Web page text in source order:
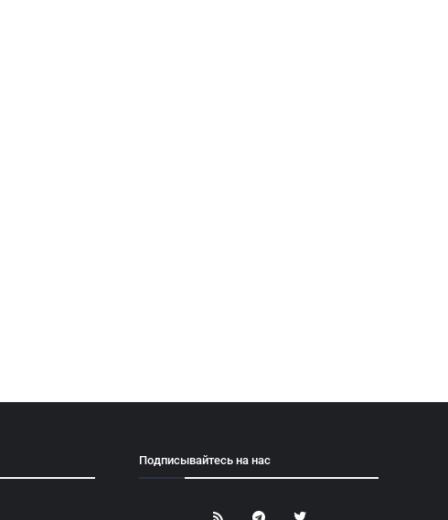
Подписывайтесь на нас